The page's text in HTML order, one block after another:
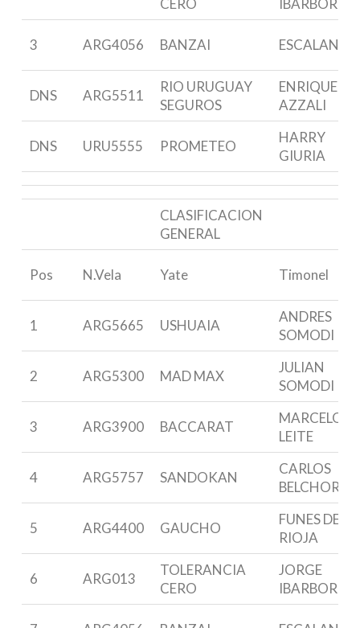
CERO
IBARBORDE
3 ARG4056 BANZAI ESCALANTE
DNS ARG5511
RIO URUGUAY
SEGUROS
ENRIQUE G.
AZZALI
DNS URU5555 PROMETEO
HARRY
GIURIA
CLASIFICACION
GENERAL
Pos N.Vela Yate Timonel
1 ARG5665 USHUAIA
ANDRES
SOMODI
2 ARG5300 MAD MAX
JULIAN
SOMODI
3 ARG3900 BACCARAT
MARCELO
LEITE
4 ARG5757 SANDOKAN
CARLOS
BELCHOR
5 ARG4400 GAUCHO
FUNES DE
RIOJA
6 ARG013
TOLERANCIA
CERO
JORGE
IBARBORDE